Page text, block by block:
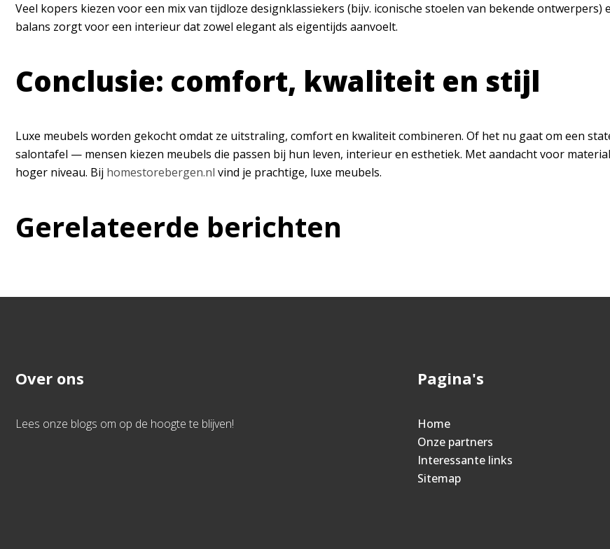
Veel kopers kiezen voor een mix van tijdloze designklassiekers (bijv. iconische stoelen van bekende
balans zorgt voor een interieur dat zowel elegant als eigentijds aanvoelt.
Conclusie: comfort, kwaliteit en stijl
Luxe meubels worden gekocht omdat ze uitstraling, comfort en kwaliteit combineren. Of het nu gaat om een
salontafel — mensen kiezen meubels die passen bij hun leven, interieur en esthetiek. Met aandacht voor
hoger niveau. Bij homestorebergen.nl vind je prachtige, luxe meubels.
Gerelateerde berichten
Over ons
Lees onze blogs om op de hoogte te blijven!
Pagina's
Home
Onze partners
Interessante links
Sitemap